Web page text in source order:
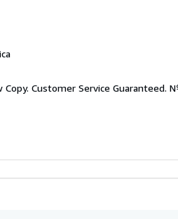
Customer Service Guaranteed.